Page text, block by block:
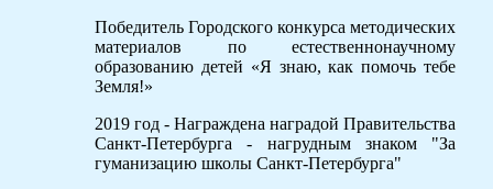
Победитель Городского конкурса методических
материалов по естественнонаучному
образованию детей «Я знаю, как помочь тебе
Земля!»
2019 год - Награждена наградой Правительства
Санкт-Петербурга - нагрудным знаком "За
гуманизацию школы Санкт-Петербурга"